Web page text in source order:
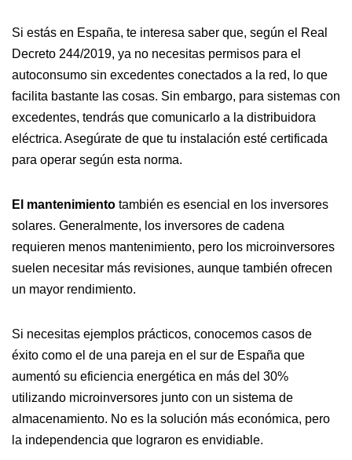
Si estás en España, te interesa saber que, según el Real
Decreto 244/2019, ya no necesitas permisos para el
autoconsumo sin excedentes conectados a la red, lo que
facilita bastante las cosas. Sin embargo, para sistemas con
excedentes, tendrás que comunicarlo a la distribuidora
eléctrica. Asegúrate de que tu instalación esté certificada
para operar según esta norma.
El mantenimiento también es esencial en los inversores
solares. Generalmente, los inversores de cadena
requieren menos mantenimiento, pero los microinversores
suelen necesitar más revisiones, aunque también ofrecen
un mayor rendimiento.
Si necesitas ejemplos prácticos, conocemos casos de
éxito como el de una pareja en el sur de España que
aumentó su eficiencia energética en más del 30%
utilizando microinversores junto con un sistema de
almacenamiento. No es la solución más económica, pero
la independencia que lograron es envidiable.